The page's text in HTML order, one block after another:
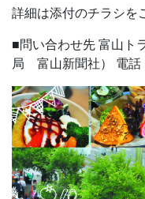
詳細は添付のチラシを
■問い合わせ先 富山ト
局 富山新聞社）
電話